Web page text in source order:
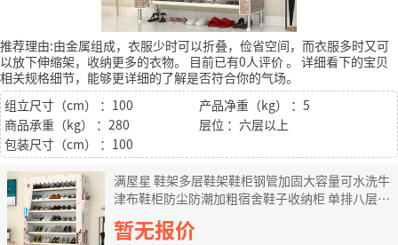
推荐理由:由金属组成，衣服少时可以折叠，俭省空间，而衣服多时又可
以放下伸缩架，收纳更多的衣物。
目前已有0人评价。 详细看下的宝贝
相关规格细节，能够更详细的了解是否符合你的气场。
组立尺寸（cm） ：100
产品净重（kg） ：5
商品承重（kg） ：280
层位 ：六层以上
包装尺寸（cm） ：100
满屋星 鞋架多层鞋架鞋柜钢管加固大容量可水洗牛
津布鞋柜防尘防潮加粗宿舍鞋子收纳柜 单排八层告
白气球
暂无报价